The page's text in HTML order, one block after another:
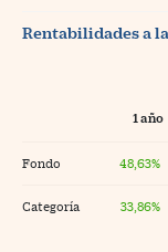
Rentabilidades a
1 año
Fondo 48,63%
Categoría 33,86%